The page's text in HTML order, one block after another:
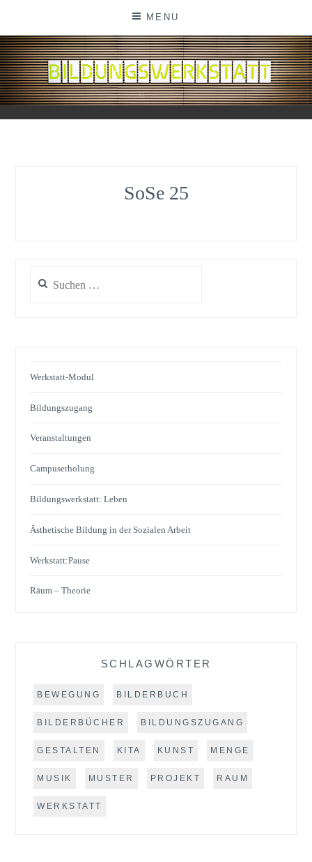
content
MENU
BILDUNGSWERKSTATT
SoSe 25
nach:
Werkstatt-Modul
Bildungszugang
Veranstaltungen
Campuserholung
Bildungswerkstatt: Leben
Ästhetische Bildung in der Sozialen Arbeit
Werkstatt:Pause
Räum – Theorie
SCHLAGWÖRTER
BEWEGUNG BILDERBUCH
BILDERBÜCHER BILDUNGSZUGANG
GESTALTEN KITA KUNST MENGE
MUSIK MUSTER PROJEKT RAUM
WERKSTATT